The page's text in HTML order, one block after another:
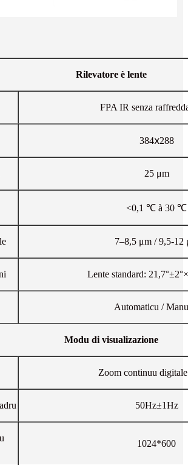
Rilevatore è lente
FPA IR senza
384ⅹ288
25 μm
<0,1 ℃ à 30 ℃
7–8,5 μm / 9,5-12
Lente standard:
Automaticu /
Modu di visualizazione
Zoom continuu
50Hz±1Hz
1024*600